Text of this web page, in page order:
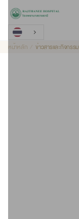
หน้าหลัก ข่าวสารและกิจกรรม